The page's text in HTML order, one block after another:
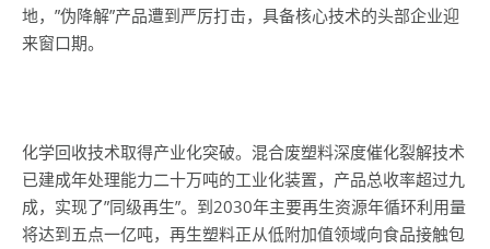
地，”伪降解”产品遭到严厉打击，具备核心技术的头部企业迎
来窗口期。
化学回收技术取得产业化突破。混合废塑料深度催化裂解技术
已建成年处理能力二十万吨的工业化装置，产品总收率超过九
成，实现了”同级再生”。到2030年主要再生资源年循环利用量
将达到五点一亿吨，再生塑料正从低附加值领域向食品接触包